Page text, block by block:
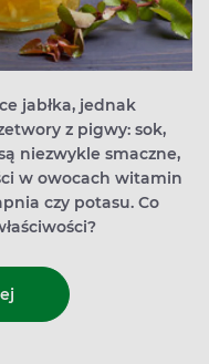
jabłka, jednak
z pigwy: sok,
niezwykle smaczne,
w owocach witamin
czy potasu. Co